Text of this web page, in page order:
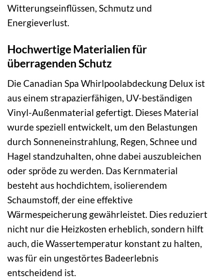
Witterungseinflüssen, Schmutz und
Energieverlust.
Hochwertige Materialien für
überragenden Schutz
Die Canadian Spa Whirlpoolabdeckung Delux ist
aus einem strapazierfähigen, UV-beständigen
Vinyl-Außenmaterial gefertigt. Dieses Material
wurde speziell entwickelt, um den Belastungen
durch Sonneneinstrahlung, Regen, Schnee und
Hagel standzuhalten, ohne dabei auszubleichen
oder spröde zu werden. Das Kernmaterial
besteht aus hochdichtem, isolierendem
Schaumstoff, der eine effektive
Wärmespeicherung gewährleistet. Dies reduziert
nicht nur die Heizkosten erheblich, sondern hilft
auch, die Wassertemperatur konstant zu halten,
was für ein ungestörtes Badeerlebnis
entscheidend ist.